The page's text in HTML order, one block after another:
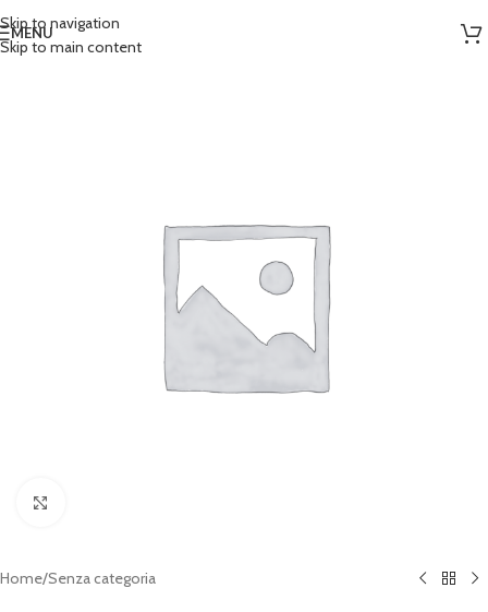
Skip to navigation
Skip to main content
MENU
Home/Senza categoria